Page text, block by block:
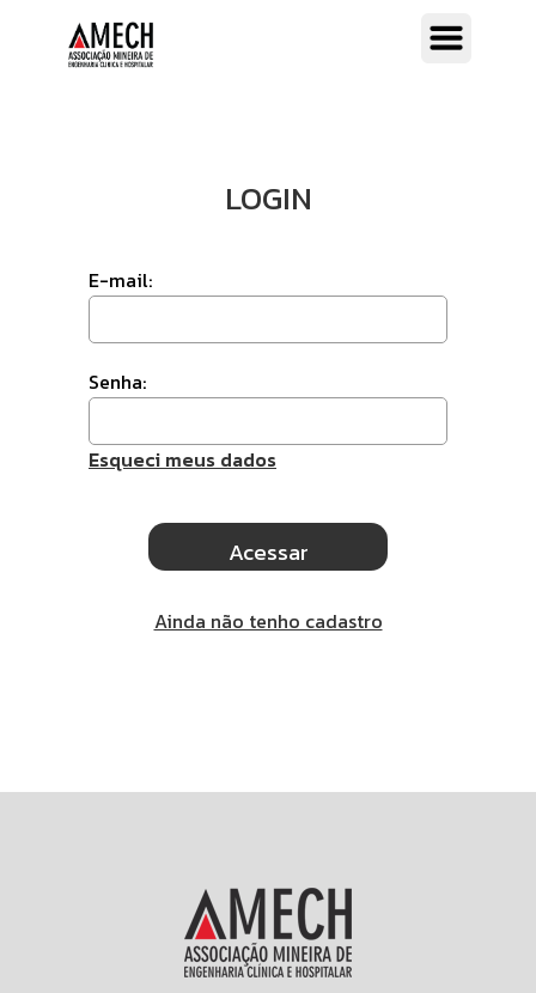
LOGIN
E-mail:
Senha:
Esqueci meus dados
Ainda não tenho cadastro